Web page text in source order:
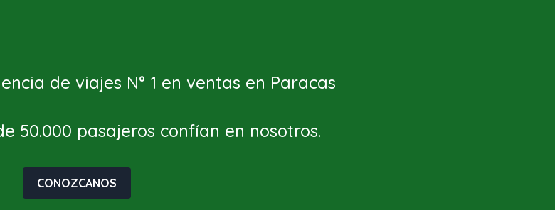
de viajes N° 1 en ventas en Paracas
50.000 pasajeros confían en nosotros.
CONOZCANOS